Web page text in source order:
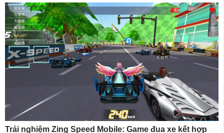
Trải nghiệm Zing Speed Mobile: Game đua xe kết hợp